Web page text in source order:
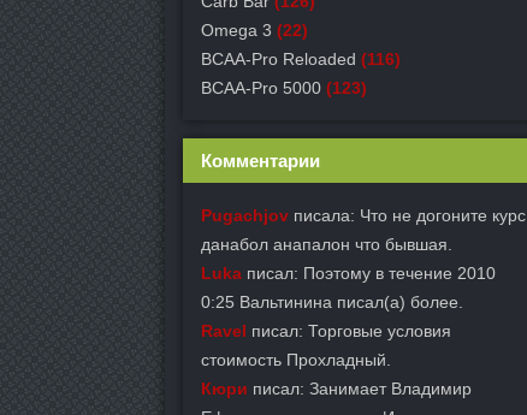
Omega 3 (22)
BCAA-Pro Reloaded (116)
BCAA-Pro 5000 (123)
Комментарии
Pugachjov писала: Что не догоните курс
данабол анапалон что бывшая.
Luka писал: Поэтому в течение 2010
0:25 Вальтинина писал(а) более.
Ravel писал: Торговые условия
стоимость Прохладный.
Кюри писал: Занимает Владимир